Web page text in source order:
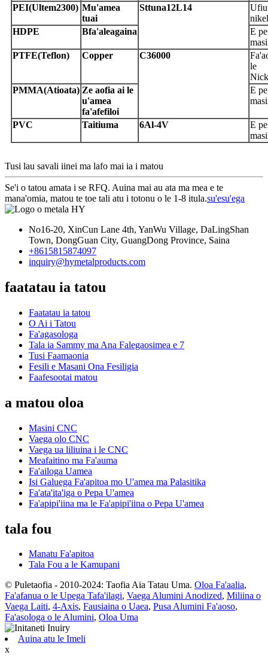
PEI(Ultem2300) Mu'amea
tuai
Sttuna12L14
HDPE
Bfa'aleagaina
E
PTFE(Teflon) Copper C36000
le
PMMA(Atioata) Ze aofia ai le
u'amea
fa'afefiloi
E
PVC Taitiuma 6Al-4V
E
Tusi lau savali iinei ma lafo mai ia i matou
Se'i o tatou amata i se RFQ. Auina mai au ata ma mea e te
mana'omia, matou te toe tali atu i totonu o le 1-8 itula.su'esu'ega
No16-20, XinCun Lane 4th, YanWu Village, DaLingShan
Town, DongGuan City, GuangDong Province, Saina
+8615815874097
inquiry@hymetalproducts.com
faatatau ia tatou
Faatatau ia tatou
O Ai i Tatou
Fa'agasologa
Tala ia Sammy ma Ana Falegaosimea e 7
Tusi Faamaonia
Fesili e Masani Ona Fesiligia
Faafesootai matou
a matou oloa
Masini CNC
Vaega olo CNC
Vaega ua liliuina i le CNC
Meafaitino ma Fa'auma
Fa'ailoga Uamea
Isi Galuega Fa'apitoa mo U'amea ma Palasitika
Fa'ata'ita'iga o Pepa U'amea
Fa'apipi'iina ma le Fa'apipi'iina o Pepa U'amea
tala fou
Manatu Fa'apitoa
Tala Fou a le Kamupani
© Puletaofia - 2010-2024: Taofia Aia Tatau Uma. Oloa Fa'aalia,
Fa'afanua o le Upega Tafa'ilagi, Vaega Alumini Anodized, Miliina o
Vaega Laiti, 4-Axis, Fausiaina o Uaea, Pusa Alumini Fa'aoso,
Fa'asologa o le Alumini, Oloa Uma
Auina atu le Imeli
x